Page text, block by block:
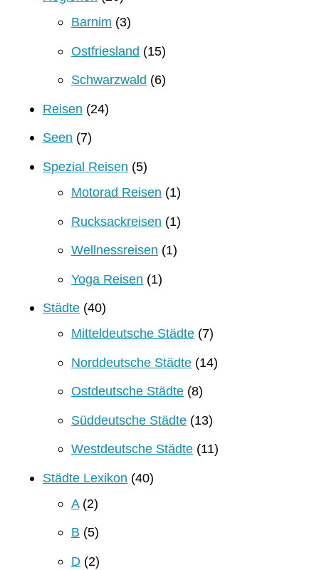
Barnim (3)
Ostfriesland (15)
Schwarzwald (6)
Reisen (24)
Seen (7)
Spezial Reisen (5)
Motorad Reisen (1)
Rucksackreisen (1)
Wellnessreisen (1)
Yoga Reisen (1)
Städte (40)
Mitteldeutsche Städte (7)
Norddeutsche Städte (14)
Ostdeutsche Städte (8)
Süddeutsche Städte (13)
Westdeutsche Städte (11)
Städte Lexikon (40)
A(2)
B (5)
D (2)